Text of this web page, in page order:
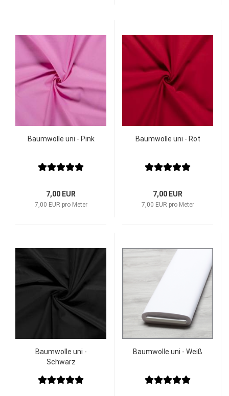
Baumwolle uni - Pink
7,00 EUR
7,00 EUR pro Meter
Baumwolle uni - Rot
7,00 EUR
7,00 EUR pro Meter
Baumwolle uni -
Schwarz
Baumwolle uni - Weiß